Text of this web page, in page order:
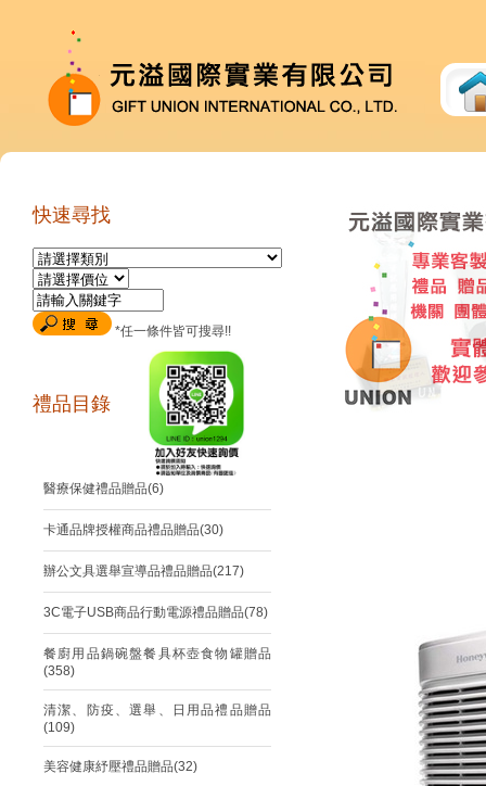
快速尋找
*任一條件皆可搜尋!!
禮品目錄
醫療保健禮品贈品(6)
卡通品牌授權商品禮品贈品(30)
辦公文具選舉宣導品禮品贈品(217)
3C電子USB商品行動電源禮品贈品(78)
餐廚用品鍋碗盤餐具杯壺食物罐贈品
(358)
清潔、防疫、選舉、日用品禮品贈品
(109)
美容健康紓壓禮品贈品(32)